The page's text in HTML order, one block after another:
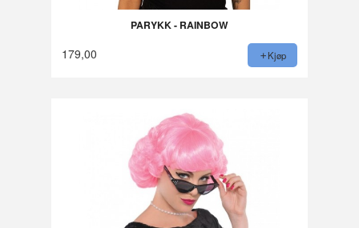
PARYKK - RAINBOW
179,00 Kjøp